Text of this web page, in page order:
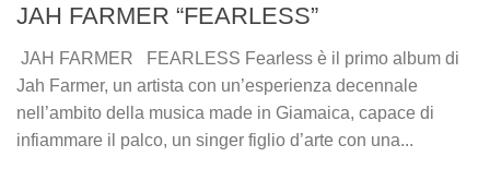
JAH FARMER “FEARLESS”
JAH FARMER FEARLESS Fearless è il primo album di
Jah Farmer, un artista con un’esperienza decennale
nell’ambito della musica made in Giamaica, capace di
infiammare il palco, un singer figlio d’arte con una...